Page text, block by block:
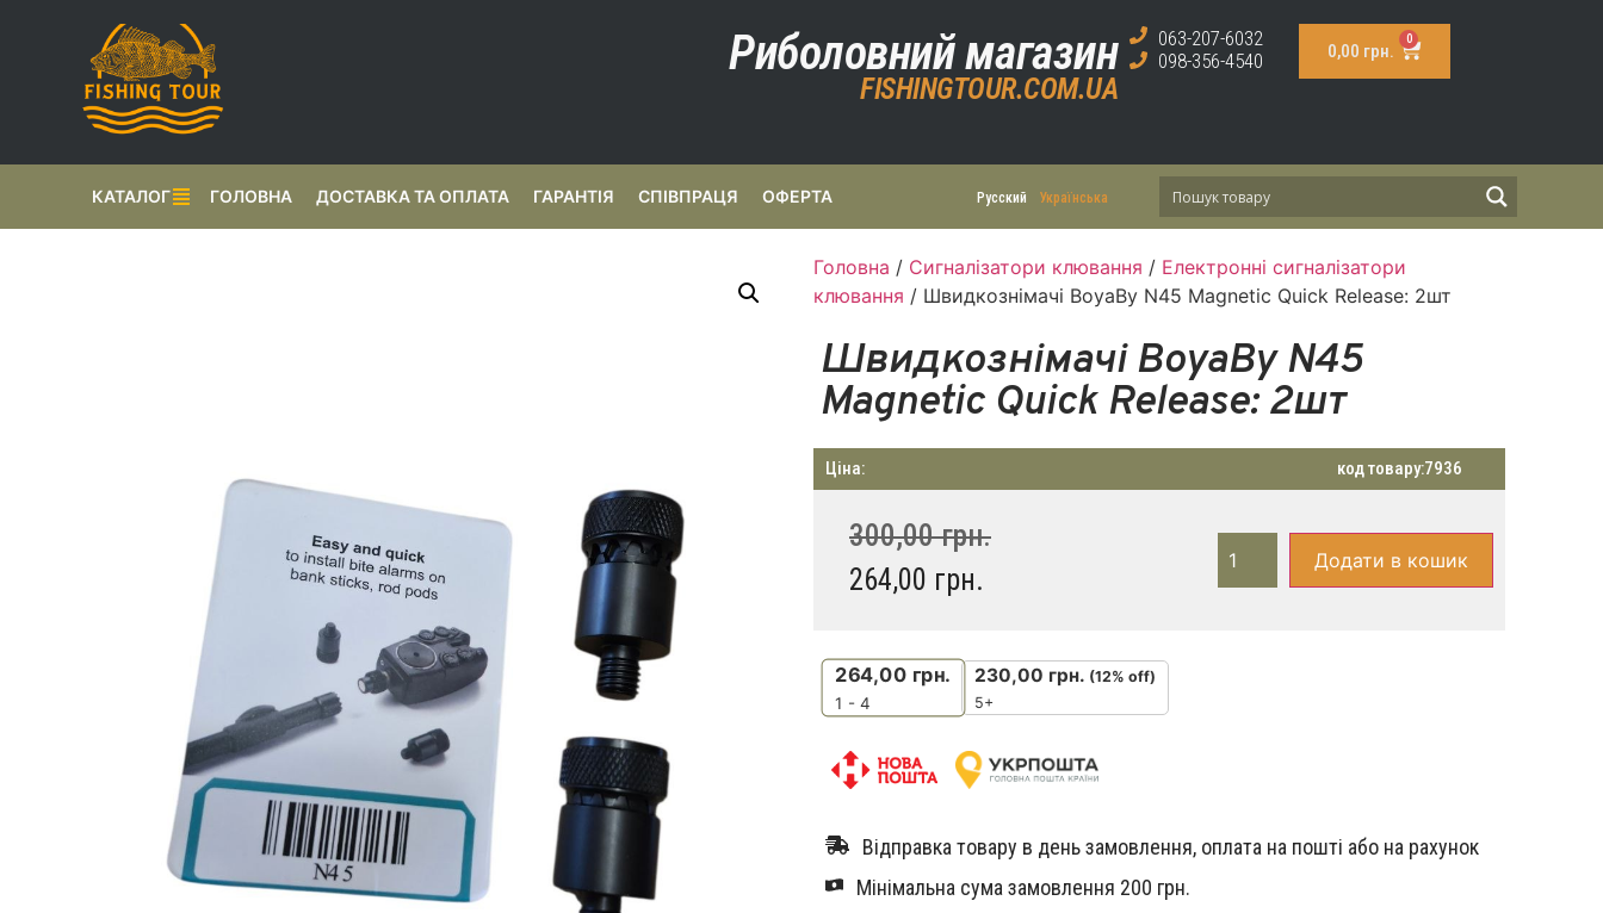
Риболовний магазин
FISHINGTOUR.COM.UA
063-207-6032
098-356-4540
0,00 грн.
0
Русский Українська
КАТАЛОГ ГОЛОВНА ДОСТАВКА ТА ОПЛАТА ГАРАНТІЯ СПІВПРАЦЯ ОФЕРТА
Головна / Сигналізатори клювання / Електронні сигналізатори
клювання / Швидкознімачі BoyaBy N45 Magnetic Quick Release: 2шт
Швидкознімачі BoyaBy N45
Magnetic Quick Release: 2шт
Ціна: код товару:7936
300,00грн.
264,00 грн.
Додати в кошик
264,00 грн.
1 - 4
230,00 грн. (12% off)
5+
Відправка товару в день замовлення, оплата на пошті або на рахунок
Мінімальна сума замовлення 200 грн.